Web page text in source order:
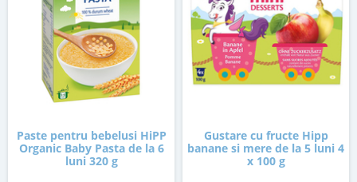
Paste pentru bebelusi HiPP
Organic Baby Pasta de la 6
luni 320 g
Gustare cu fructe Hipp
banane si mere de la 5 luni 4
x 100 g